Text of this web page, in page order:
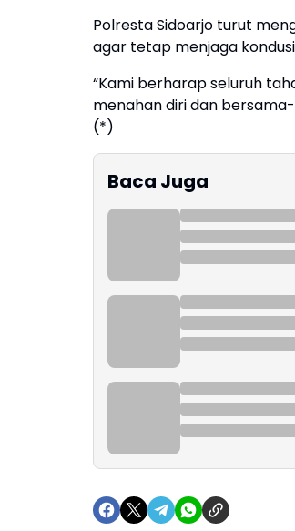
Polresta Sidoarjo turut
agar tetap menjaga
“Kami berharap seluruh
menahan diri dan
(*)
Baca Juga